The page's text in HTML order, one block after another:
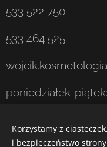
twarzy,
twarzy,
zębów,
533 522 750
533 464 525
poniedziałek-
Korzystamy z
i bezpieczeństwo